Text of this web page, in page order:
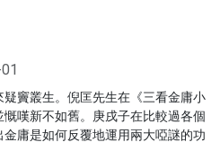
竇叢生。倪匡先生在《三看金庸小
嘆新不如舊。庚戌子在比較過各個
庸是如何反覆地運用兩大啞謎的功